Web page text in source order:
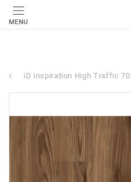
MENU
iD inspiration High Traffic 70